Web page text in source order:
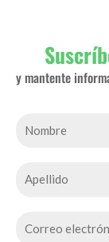
y mantente